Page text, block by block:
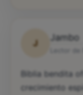
J
Jambo
Biblia bendita
crecimiento